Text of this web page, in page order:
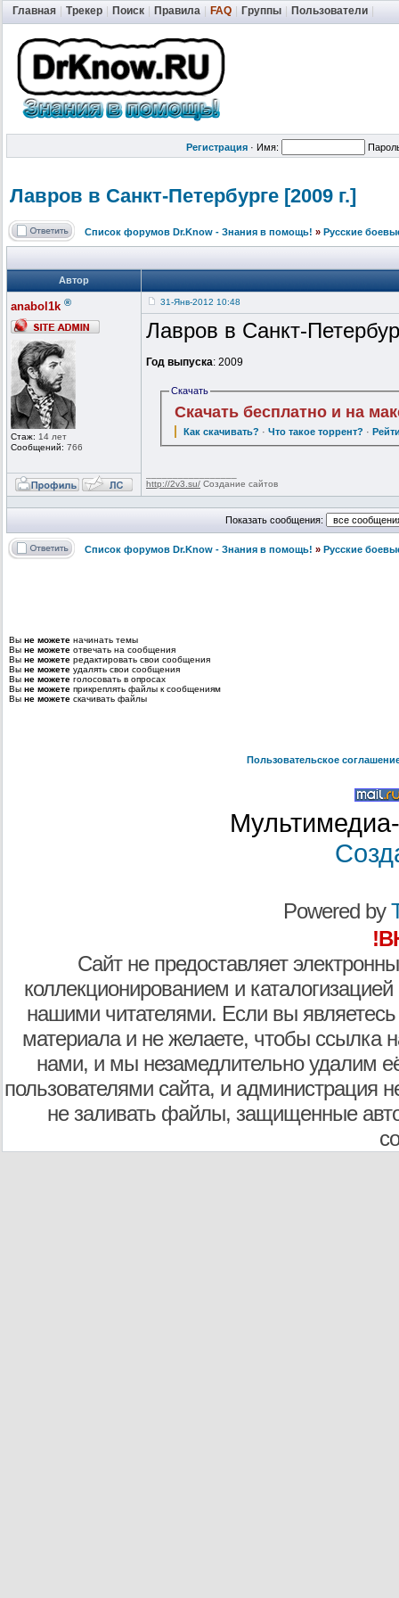
Главная Трекер Поиск Правила FAQ Группы Пользователи
Регистрация · Имя:
Лавров в Санкт-Петербурге [2009 г.]
Список форумов Dr.Know - Знания в помощь! » Русские
Автор
anabol1k ®
Стаж: 14 лет
Сообщений: 766
31-Янв-2012 10:48
Лавров в Санкт-
Год выпуска: 2009
Скачать
Скачать бесплатно и на
Как скачивать? ·Что такое торрент? ·
http://2v3.su/ Создание сайтов
Показать сообщения:
Список форумов Dr.Know - Знания в помощь! » Русские
Вы не можете начинать темы
Вы не можете отвечать на сообщения
Вы не можете редактировать свои сообщения
Вы не можете удалять свои сообщения
Вы не можете голосовать в опросах
Вы не можете прикреплять файлы к сообщениям
Вы не можете скачивать файлы
Пользовательское
Powered by
Сайт не предоставляет
коллекционированием и
нашими читателями. Если вы являетесь
материала и не желаете, чтобы ссылка
нами, и мы незамедлительно удалим
пользователями сайта, и администрация
не заливать файлы, защищенные